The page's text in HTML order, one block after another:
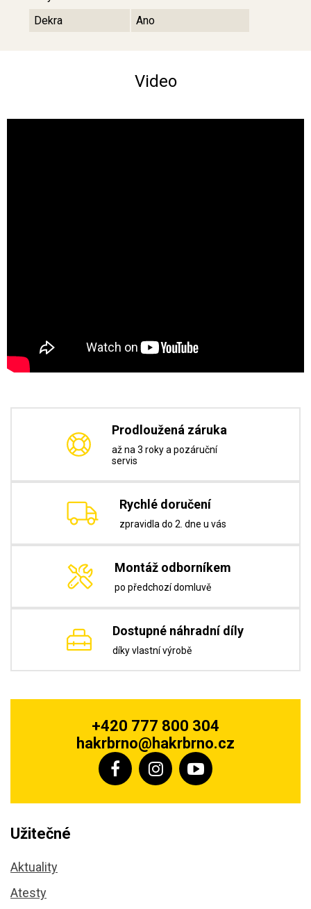
Dekra
Ano
Video
Prodloužená záruka
až na 3 roky a pozáruční
servis
Rychlé doručení
zpravidla do 2. dne u vás
Montáž odborníkem
po předchozí domluvě
Dostupné náhradní díly
díky vlastní výrobě
+420 777 800 304
hakrbrno@hakrbrno.cz
Užitečné
Aktuality
Atesty